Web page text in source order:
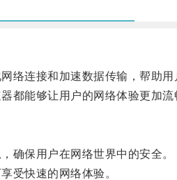
连接和加速数据传输，帮助用
能够让用户的网络体验更加流
保用户在网络世界中的安全。
受快速的网络体验。